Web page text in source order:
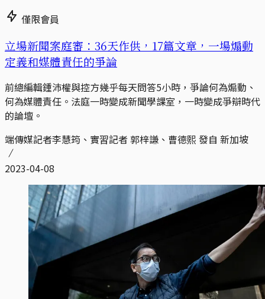
僅限會員
立場新聞案庭審：36天作供，17篇文章，一場煽動
定義和媒體責任的爭論
前總編輯鍾沛權與控方幾乎每天問答5小時，爭論何為煽動、
何為媒體責任。法庭一時變成新聞學課室，一時變成爭辯時代
的論壇。
端傳媒記者李慧筠、實習記者 郭梓謙、曹德熙 發自 新加坡
2023-04-08